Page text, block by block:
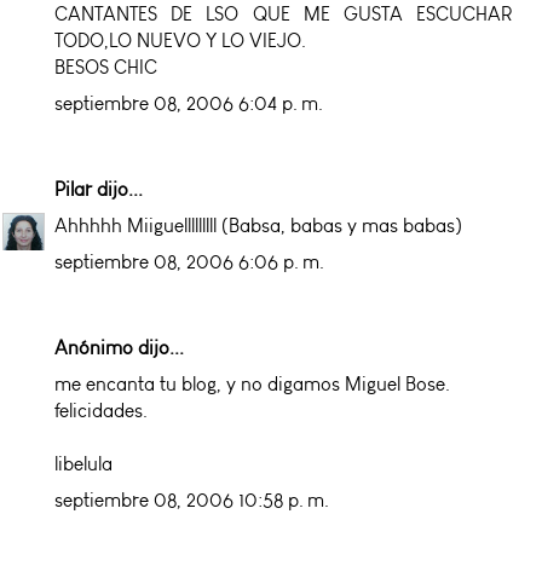
CANTANTES DE LSO QUE ME GUSTA ESCUCHAR
TODO,LO NUEVO Y LO VIEJO.
BESOS CHIC
septiembre 08, 2006 6:04 p. m.
Pilardijo...
Ahhhhh Miiguelllllllll (Babsa, babas y mas babas)
septiembre 08, 2006 6:06 p. m.
Anónimo dijo...
me encanta tu blog, y no digamos Miguel Bose.
felicidades.
libelula
septiembre 08, 2006 10:58 p. m.